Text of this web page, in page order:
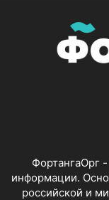
ФортангаОрг
информации.
российской и